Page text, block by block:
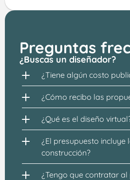
Preguntas
¿Buscas un diseñador?
¿Tiene algún costo
¿Cómo recibo las
¿Qué es el diseño
¿El presupuesto incluye
construcción?
¿Tengo que contratar